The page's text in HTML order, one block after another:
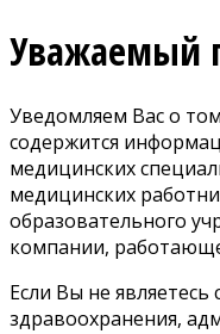
Уважаемый
Уведомляем Вас о
содержится
медицинских
медицинских
образовательного
компании,
Если Вы не являетесь
здравоохранения,